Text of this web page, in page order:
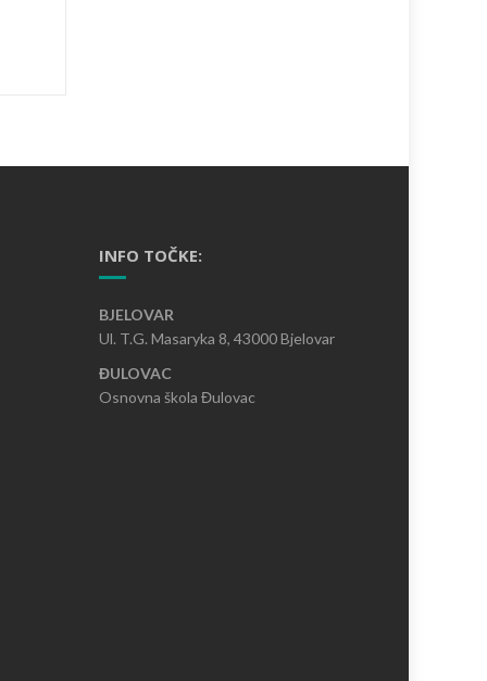
INFO TOČKE:
BJELOVAR
Ul. T.G. Masaryka 8, 43000 Bjelovar
ĐULOVAC
Osnovna škola Đulovac